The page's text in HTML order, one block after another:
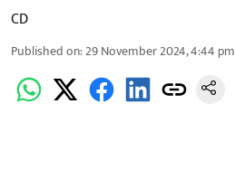
CD
Published on:29 November 2024, 4:44 pm